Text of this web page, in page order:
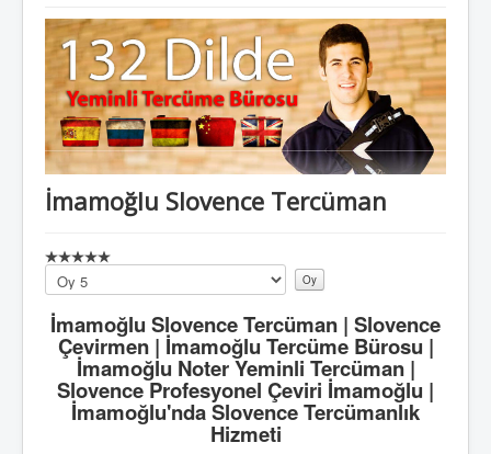
Anasayfa
Kurumsal
Neler Yapıyoruz?
İletişim
İmamoğlu Slovence Tercüman
Lütfen
oylayın
İmamoğlu Slovence Tercüman | Slovence
Çevirmen | İmamoğlu Tercüme Bürosu |
İmamoğlu Noter Yeminli Tercüman |
Slovence Profesyonel Çeviri İmamoğlu |
İmamoğlu'nda Slovence Tercümanlık
Hizmeti